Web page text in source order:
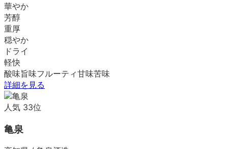
華やか
芳醇
重厚
穏やか
ドライ
軽快
酸味旨味フルーティ甘味苦味
詳細を見る
人気 33位
亀泉